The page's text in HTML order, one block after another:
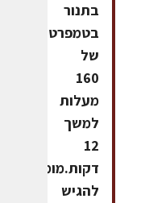
בתנור
בטמפרטורה
של
160
מעלות
למשך
12
דקות.מומלץ
להגיש